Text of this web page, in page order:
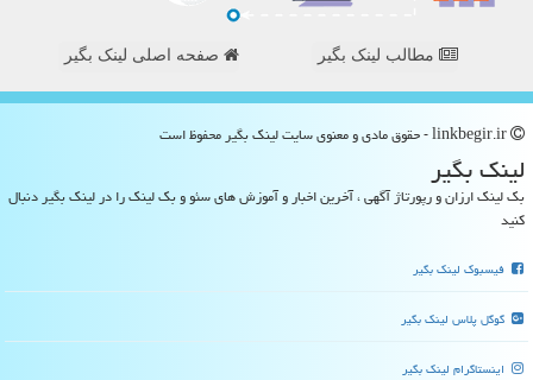
مطالب لینک بگیر صفحه اصلی لینک بگیر
لینك بگیر
بک لینک ارزان و رپورتاژ آگهی ، آخرین اخبار و آموزش های سئو و بک لینک را در لینک بگیر دنبال
کنید
فیسبوک لینک بگیر
گوگل پلاس لینک بگیر
اینستاگرام لینک بگیر